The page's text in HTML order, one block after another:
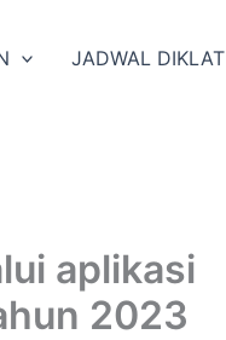
JADWAL DIKLAT
aplikasi
2023